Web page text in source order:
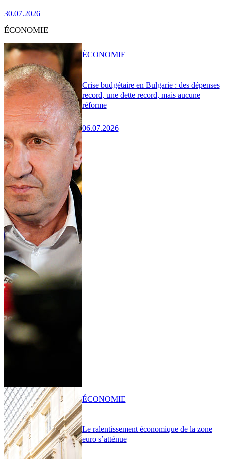
30.07.2026
ÉCONOMIE
Crise budgétaire en Bulgarie : des dépenses
record, une dette record, mais aucune
réforme
06.07.2026
ÉCONOMIE
Le ralentissement économique de la zone
euro s’atténue
ÉCONOMIE